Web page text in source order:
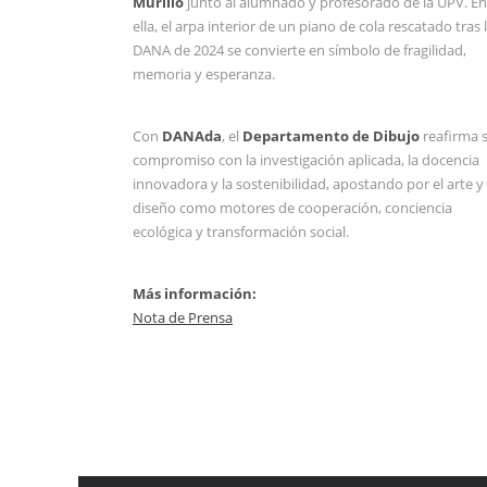
ella, el arpa interior de un piano de cola rescatado tras
DANA de 2024 se convierte en símbolo de fragilidad,
memoria y esperanza.
Con DANAda, el Departamento de Dibujo reafirma
compromiso con la investigación aplicada, la docencia
innovadora y la sostenibilidad, apostando por el arte y
diseño como motores de cooperación, conciencia
ecológica y transformación social.
Más información:
Nota de Prensa